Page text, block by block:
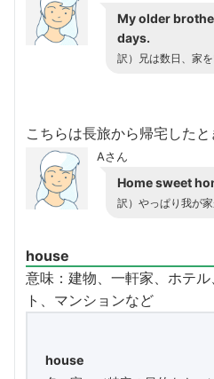
My older
days.
訳）兄は数日、家
こちらは長旅から帰宅した
Aさん
Home sweet
訳）やっぱり我が家
house
意味： 建物、一軒家、ホテ
ト、マンションなど
house